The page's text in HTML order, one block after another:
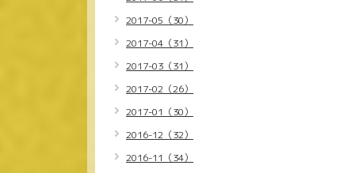
2017-05（30）
2017-04（31）
2017-03（31）
2017-02（26）
2017-01（30）
2016-12（32）
2016-11（34）